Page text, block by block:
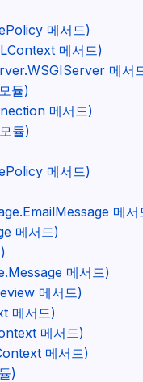
메서드)
메서드)
메서
듈)
메서드)
듈)
메서드)
메서
메서드)
메서드)
메서드)
메서드)
메서드)
메서드)
)